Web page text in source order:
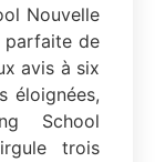
Nouvelle
parfaite de
avis à six
éloignées,
School
trois